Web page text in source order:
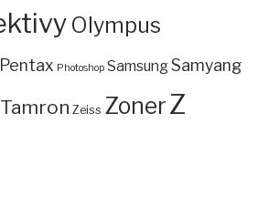
Olympus
Pentax Photoshop SamsungSamyang
Tamron Zeiss ZonerZ